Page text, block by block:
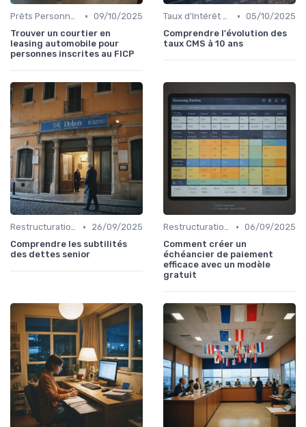
Prêts Personnels et Consommation • 09/10/2025
Trouver un courtier en
leasing automobile pour
personnes inscrites au FICP
Taux d'Intérêt et Conditions de Crédit • 05/10/2025
Comprendre l'évolution des
taux CMS à 10 ans
Restructuration de Dettes •
26/09/2025
Comprendre les subtilités
des dettes senior
Restructuration de Dettes • 06/09/2025
Comment créer un
échéancier de paiement
efficace avec un modèle
gratuit